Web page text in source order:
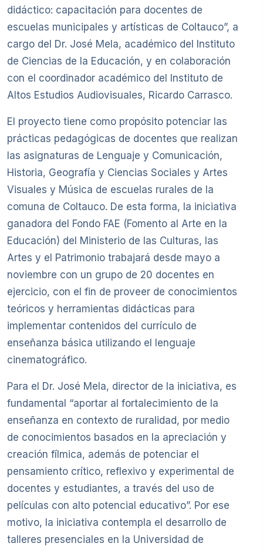
didáctico: capacitación para docentes de
escuelas municipales y artísticas de Coltauco”, a
cargo del Dr. José Mela, académico del Instituto
de Ciencias de la Educación, y en colaboración
con el coordinador académico del Instituto de
Altos Estudios Audiovisuales, Ricardo Carrasco.
El proyecto tiene como propósito potenciar las
prácticas pedagógicas de docentes que realizan
las asignaturas de Lenguaje y Comunicación,
Historia, Geografía y Ciencias Sociales y Artes
Visuales y Música de escuelas rurales de la
comuna de Coltauco. De esta forma, la iniciativa
ganadora del Fondo FAE (Fomento al Arte en la
Educación) del Ministerio de las Culturas, las
Artes y el Patrimonio trabajará desde mayo a
noviembre con un grupo de 20 docentes en
ejercicio, con el fin de proveer de conocimientos
teóricos y herramientas didácticas para
implementar contenidos del currículo de
enseñanza básica utilizando el lenguaje
cinematográfico.
Para el Dr. José Mela, director de la iniciativa, es
fundamental “aportar al fortalecimiento de la
enseñanza en contexto de ruralidad, por medio
de conocimientos basados en la apreciación y
creación fílmica, además de potenciar el
pensamiento crítico, reflexivo y experimental de
docentes y estudiantes, a través del uso de
películas con alto potencial educativo”. Por ese
motivo, la iniciativa contempla el desarrollo de
talleres presenciales en la Universidad de